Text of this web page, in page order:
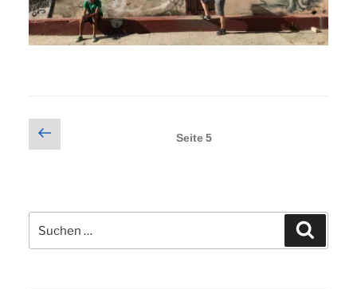
Seitennummerierung
der
Vorherige
Seite
Seite5
Suchen
nach: